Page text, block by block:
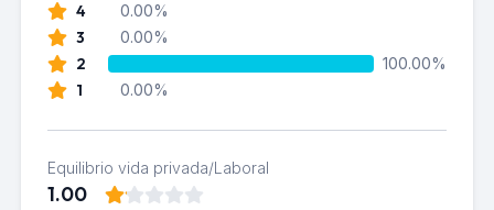
4 0.00%
3 0.00%
2 100.00%
1 0.00%
Equilibrio vida privada/Laboral
1.00